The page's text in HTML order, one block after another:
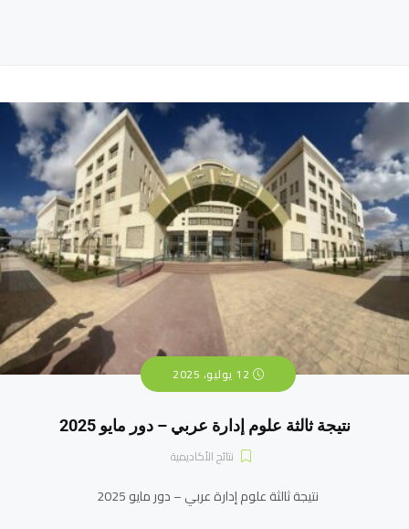
نتيجة ثالثة علوم إدارة عربي – دور مايو 2025
نتائج الأكاديمية
نتيجة ثالثة علوم إدارة عربي – دور مايو 2025